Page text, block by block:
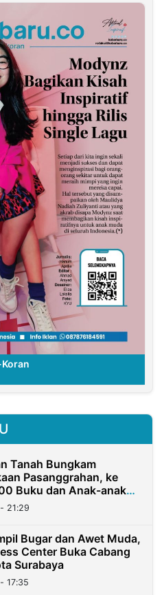
Tanah Bungkam
Pasanggrahan, ke
Buku dan Anak-anak
21:29
Bugar dan Awet Muda,
Center Buka Cabang
Surabaya
17:35